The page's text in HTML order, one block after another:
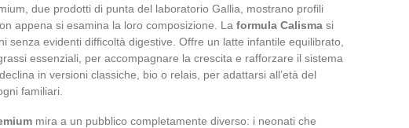
due prodotti di punta del laboratorio Gallia, mostrano profili
appena si esamina la loro composizione. La formula Calisma si
senza evidenti difficoltà digestive. Offre un latte infantile equilibrato,
essenziali, per accompagnare la crescita e rafforzare il sistema
in versioni classiche, bio o relais, per adattarsi all’età del
familiari.
mira a un pubblico completamente diverso: i neonati che